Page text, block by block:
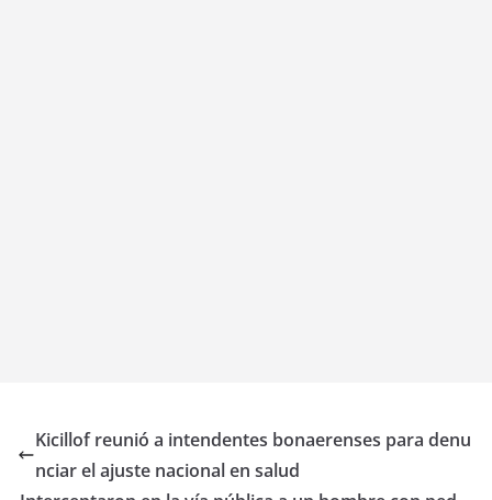
Kicillof reunió a intendentes bonaerenses para denu
nciar el ajuste nacional en salud